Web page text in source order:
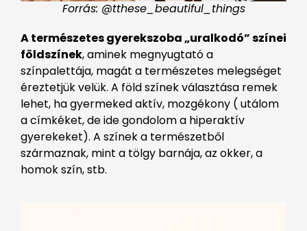
Forrás: @tthese_beautiful_things
A természetes gyerekszoba „uralkodó” színei
földszínek, aminek megnyugtató a
színpalettája, magát a természetes melegséget
éreztetjük velük. A föld színek választása remek
lehet, ha gyermeked aktív, mozgékony ( utálom
a címkéket, de ide gondolom a hiperaktív
gyerekeket). A színek a természetből
származnak, mint a tölgy barnája, az okker, a
homok szín, stb.